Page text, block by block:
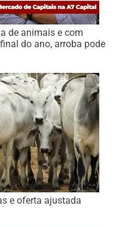
de animais e com
do ano, arroba pode
e oferta ajustada